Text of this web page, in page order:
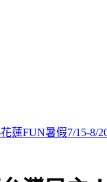
撞！捷星急煞避撞卡